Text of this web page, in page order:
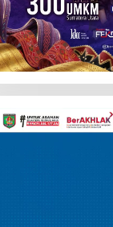
Pemutar
Video